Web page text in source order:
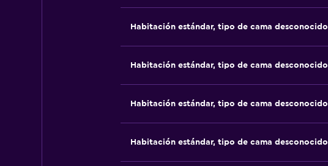
Habitación estándar, tipo de cama desconocido
Habitación estándar, tipo de cama desconocido
Habitación estándar, tipo de cama desconocido
Habitación estándar, tipo de cama desconocido